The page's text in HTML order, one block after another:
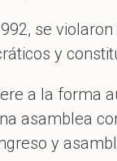
se
y
a la forma
asamblea
y